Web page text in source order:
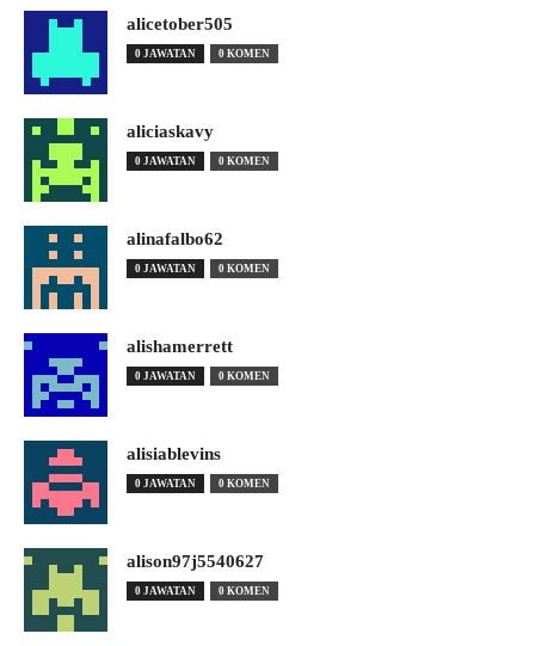
alicetober505
0 JAWATAN 0 KOMEN
aliciaskavy
0 JAWATAN 0 KOMEN
alinafalbo62
0 JAWATAN 0 KOMEN
alishamerrett
0 JAWATAN 0 KOMEN
alisiablevins
0 JAWATAN 0 KOMEN
alison97j5540627
0 JAWATAN 0 KOMEN